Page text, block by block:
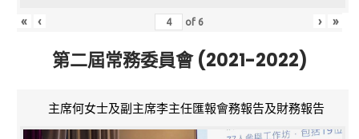
« ‹ of 6 › »
第二屆常務委員會 (2021-2022)
主席何女士及副主席李主任匯報會務報告及財務報告